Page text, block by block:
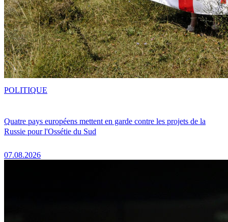
Quatre pays européens mettent en garde contre les projets de la
Russie pour l'Ossétie du Sud
07.08.2026
POLITIQUE